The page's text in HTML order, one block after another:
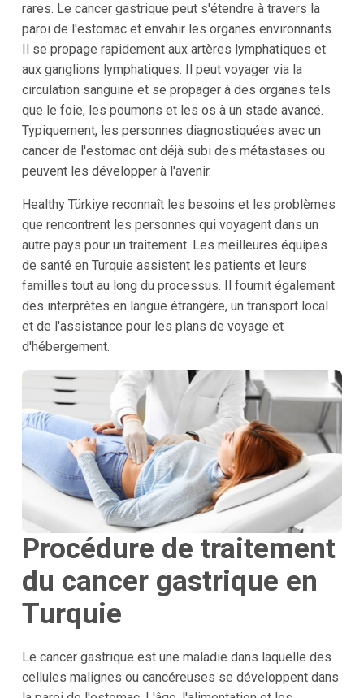
rares. Le cancer gastrique peut s'étendre à travers la
paroi de l'estomac et envahir les organes environnants.
Il se propage rapidement aux artères lymphatiques et
aux ganglions lymphatiques. Il peut voyager via la
circulation sanguine et se propager à des organes tels
que le foie, les poumons et les os à un stade avancé.
Typiquement, les personnes diagnostiquées avec un
cancer de l'estomac ont déjà subi des métastases ou
peuvent les développer à l'avenir.
Healthy Türkiye reconnaît les besoins et les problèmes
que rencontrent les personnes qui voyagent dans un
autre pays pour un traitement. Les meilleures équipes
de santé en Turquie assistent les patients et leurs
familles tout au long du processus. Il fournit également
des interprètes en langue étrangère, un transport local
et de l'assistance pour les plans de voyage et
d'hébergement.
Procédure de traitement
du cancer gastrique en
Turquie
Le cancer gastrique est une maladie dans laquelle des
cellules malignes ou cancéreuses se développent dans